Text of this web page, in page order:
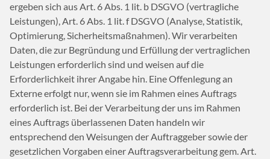
ergeben sich aus Art. 6 Abs. 1 lit. b DSGVO (vertragliche
Leistungen), Art. 6 Abs. 1 lit. f DSGVO (Analyse, Statistik,
Optimierung, Sicherheitsmaßnahmen). Wir verarbeiten
Daten, die zur Begründung und Erfüllung der vertraglichen
Leistungen erforderlich sind und weisen auf die
Erforderlichkeit ihrer Angabe hin. Eine Offenlegung an
Externe erfolgt nur, wenn sie im Rahmen eines Auftrags
erforderlich ist. Bei der Verarbeitung der uns im Rahmen
eines Auftrags überlassenen Daten handeln wir
entsprechend den Weisungen der Auftraggeber sowie der
gesetzlichen Vorgaben einer Auftragsverarbeitung gem. Art.